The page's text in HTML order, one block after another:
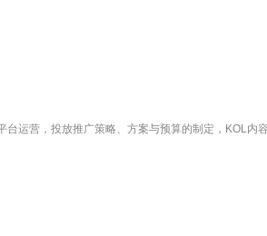
运营，投放推广策略、方案与预算的制定，KOL内容